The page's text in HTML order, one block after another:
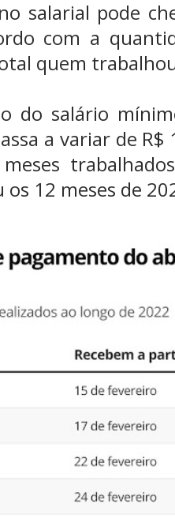
salarial pode
com a
quem
do salário
a variar de
12 meses de